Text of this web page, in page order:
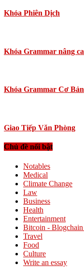
Khóa Phiên Dịch
Khóa Grammar nâng
Khóa Grammar Cơ Bản
Giao Tiếp Văn Phòng
Chủ đề nổi bật
Notables
Medical
Climate Change
Law
Business
Health
Entertainment
Bitcoin -
Travel
Food
Culture
Write an essay